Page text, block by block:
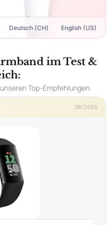
(CH) English (US)
im Test &
Top-Empfehlungen.
08/2026